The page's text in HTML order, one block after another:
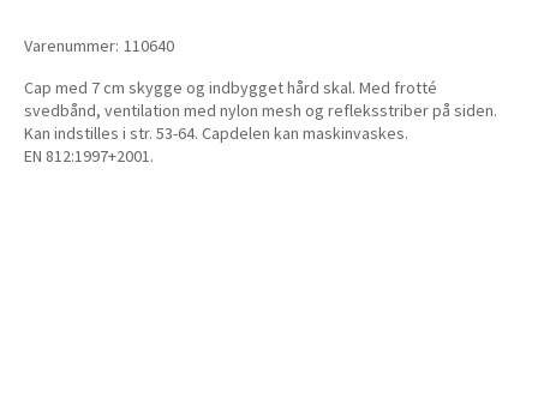
Varenummer: 110640
Cap med 7 cm skygge og indbygget hård skal. Med frotté
svedbånd, ventilation med nylon mesh og refleksstriber på siden.
Kan indstilles i str. 53-64. Capdelen kan maskinvaskes.
EN 812:1997+2001.